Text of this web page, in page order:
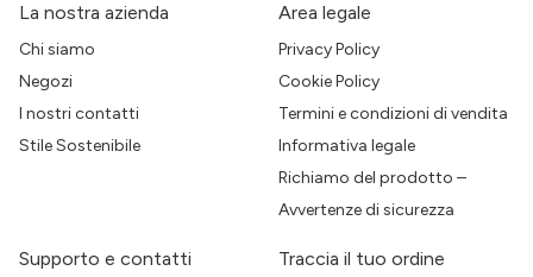
La nostra azienda
Chi siamo
Negozi
I nostri contatti
Stile Sostenibile
Area legale
Privacy Policy
Cookie Policy
Termini e condizioni di vendita
Informativa legale
Richiamo del prodotto –
Avvertenze di sicurezza
Supporto e contatti Traccia il tuo ordine